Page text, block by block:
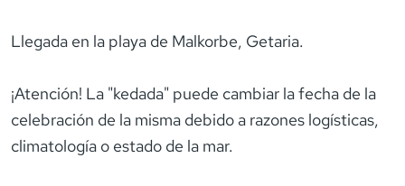
Llegada en la playa de Malkorbe, Getaria.
¡Atención! La "kedada" puede cambiar la fecha de la
celebración de la misma debido a razones logísticas,
climatología o estado de la mar.